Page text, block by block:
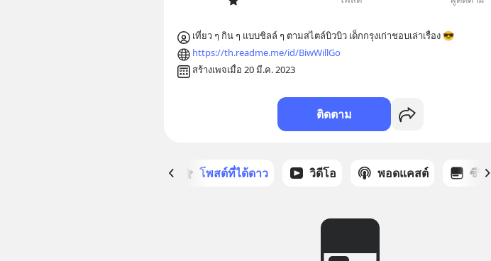
เที่ยว ๆ กิน ๆ แบบชิลล์ ๆ ตามสไตล์บิวบิว เด็กกรุงเก่าชอบเล่าเรื่อง 😎
https://th.readme.me/id/BiwWillGo
สร้างเพจเมื่อ 20 มี.ค. 2023
ติดตาม
โพสต์ที่ได้ดาว วิดีโอ พอดแคสต์ ซีรีส์